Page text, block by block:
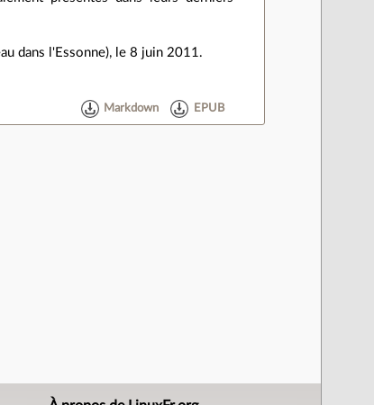
dans l'Essonne), le 8 juin 2011.
Markdown EPUB